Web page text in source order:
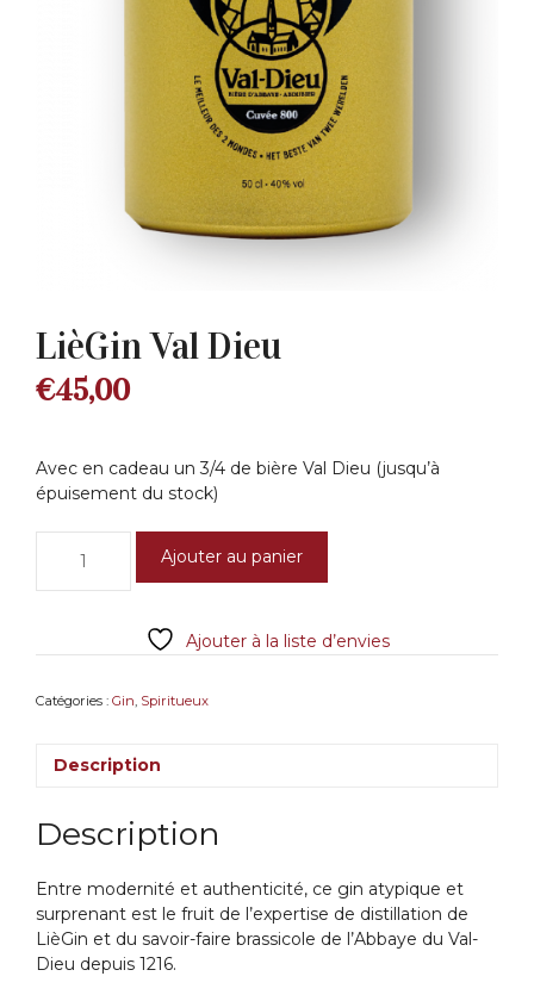
LièGin Val Dieu
€45,00
Avec en cadeau un 3/4 de bière Val Dieu (jusqu’à
épuisement du stock)
LièGin
Ajouter au panier
Ajouter à la liste d’envies
Catégories : Gin, Spiritueux
Description
Description
Entre modernité et authenticité, ce gin atypique et
surprenant est le fruit de l’expertise de distillation de
LièGin et du savoir-faire brassicole de l’Abbaye du Val-
Dieu depuis 1216.